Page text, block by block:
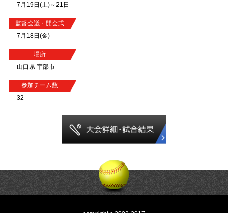
7月19日(土)～21日
監督会議・開会式
7月18日(金)
場所
山口県 宇部市
参加チーム数
32